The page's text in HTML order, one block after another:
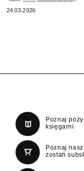
24.03.2026
Poznaj
księgarni
Poznaj
zostań